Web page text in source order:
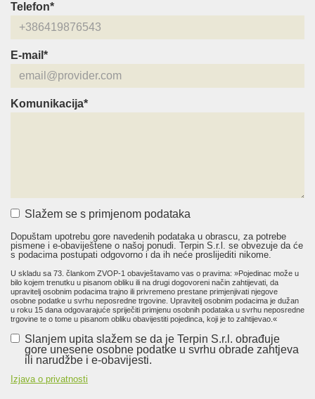
Telefon*
E-mail*
Komunikacija*
Slažem se s primjenom podataka
Dopuštam upotrebu gore navedenih podataka u obrascu, za potrebe
pismene i e-obaviještene o našoj ponudi. Terpin S.r.l. se obvezuje da će
s podacima postupati odgovorno i da ih neće proslijediti nikome.
U skladu sa 73. člankom ZVOP-1 obavještavamo vas o pravima: »Pojedinac može u
bilo kojem trenutku u pisanom obliku ili na drugi dogovoreni način zahtijevati, da
upravitelj osobnim podacima trajno ili privremeno prestane primjenjivati njegove
osobne podatke u svrhu neposredne trgovine. Upravitelj osobnim podacima je dužan
u roku 15 dana odgovarajuće spriječiti primjenu osobnih podataka u svrhu neposredne
trgovine te o tome u pisanom obliku obavijestiti pojedinca, koji je to zahtijevao.«
Slanjem upita slažem se da je Terpin S.r.l. obrađuje
gore unesene osobne podatke u svrhu obrade zahtjeva
ili narudžbe i e-obavijesti.
Izjava o privatnosti